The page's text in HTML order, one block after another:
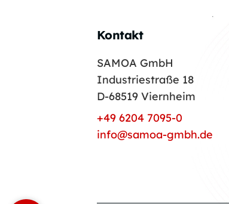
Kontakt
SAMOA GmbH
Industriestraße 18
D-68519 Viernheim
+49 6204 7095-0
info@samoa-gmbh.de